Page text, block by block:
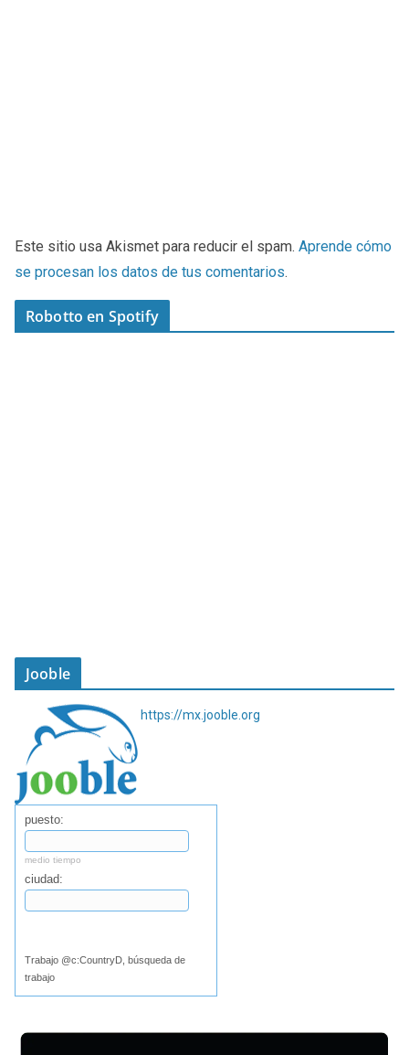
Este sitio usa Akismet para reducir el spam. Aprende cómo
se procesan los datos de tus comentarios.
Robotto en Spotify
Jooble
https://mx.jooble.org
puesto:
medio tiempo
ciudad:
Trabajo @c:CountryD, búsqueda de
trabajo